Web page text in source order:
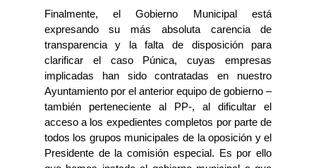
Finalmente, el Gobierno Municipal está
expresando su más absoluta carencia de
transparencia y la falta de disposición para
clarificar el caso Púnica, cuyas empresas
implicadas han sido contratadas en nuestro
Ayuntamiento por el anterior equipo de gobierno –
también perteneciente al PP-, al dificultar el
acceso a los expedientes completos por parte de
todos los grupos municipales de la oposición y el
Presidente de la comisión especial. Es por ello